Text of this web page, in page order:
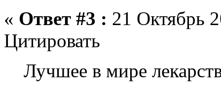
« Ответ #3 : 21 Октябрь
Цитировать
Лучшее в мире